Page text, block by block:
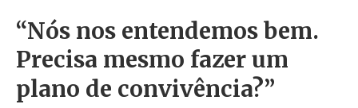
“Nós nos entendemos bem.
Precisa mesmo fazer um
plano de convivência?”